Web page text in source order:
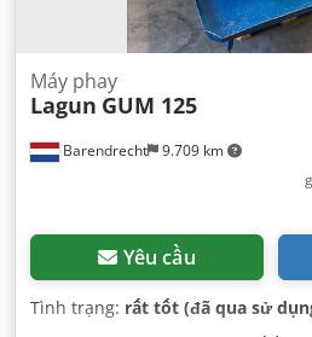
Barendrecht 9.709 km
Máy phay
Lagun GUM 125
Yêu cầu
Tình trạng: rất tốt (đã qua sử